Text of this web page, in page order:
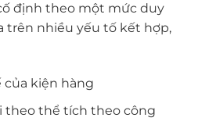
định theo một mức duy
trên nhiều yếu tố kết hợp,
kiện hàng
theo thể tích theo công